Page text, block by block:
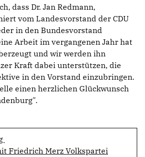
dass Dr. Jan Redmann,
vom Landesvorstand der CDU
in den Bundesvorstand
Arbeit im vergangenen Jahr hat
und wir werden ihn
Kraft dabei unterstützen, die
in den Vorstand einzubringen.
einen herzlichen Glückwunsch
Friedrich Merz Volkspartei